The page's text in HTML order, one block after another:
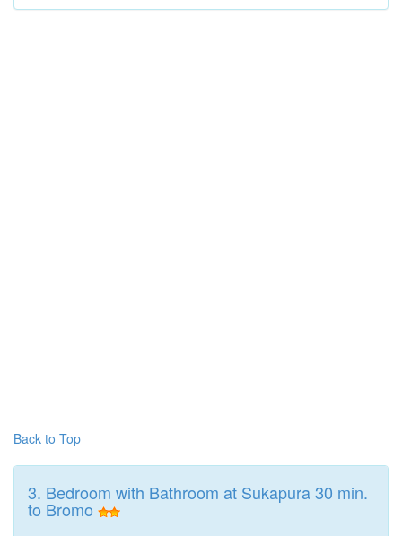
Back to Top
3. Bedroom with Bathroom at Sukapura 30 min.
to Bromo